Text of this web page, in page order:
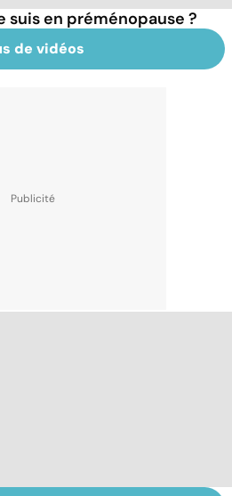
suis en préménopause ?
de vidéos